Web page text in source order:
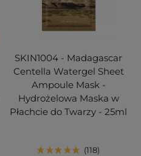
SKIN1004 - Madagascar
Centella Watergel Sheet
Ampoule Mask -
Hydrożelowa Maska w
Płachcie do Twarzy - 25ml
118